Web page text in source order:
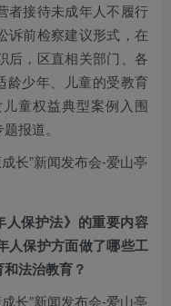
者接待未成年人不履行
诉前检察建议形式，在
后，区直相关部门、各
龄少年、儿童的受教育
童权益典型案例入围
报道。
人保护法》的重要内容
人保护方面做了哪些工
法治教育？